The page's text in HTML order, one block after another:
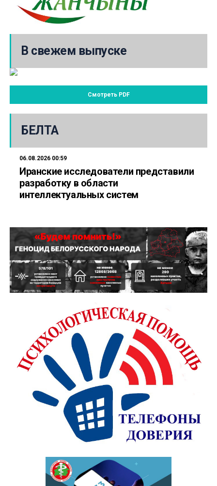
В свежем выпуске
Смотреть PDF
БЕЛТА
06.08.2026 00:59
Иранские исследователи представили
разработку в области
интеллектуальных систем